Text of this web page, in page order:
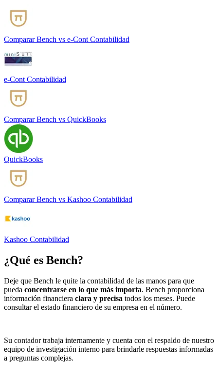
Comparar Bench vs e-Cont Contabilidad
e-Cont Contabilidad
Comparar Bench vs QuickBooks
QuickBooks
Comparar Bench vs Kashoo Contabilidad
Kashoo Contabilidad
¿Qué es Bench?
Deje que Bench le quite la contabilidad de las manos para que
pueda concentrarse en lo que más importa. Bench proporciona
información financiera clara y precisa todos los meses. Puede
consultar el estado financiero de su empresa en el número.
Su contador trabaja internamente y cuenta con el respaldo de nuestro
equipo de investigación interno para brindarle respuestas informadas
a preguntas complejas.